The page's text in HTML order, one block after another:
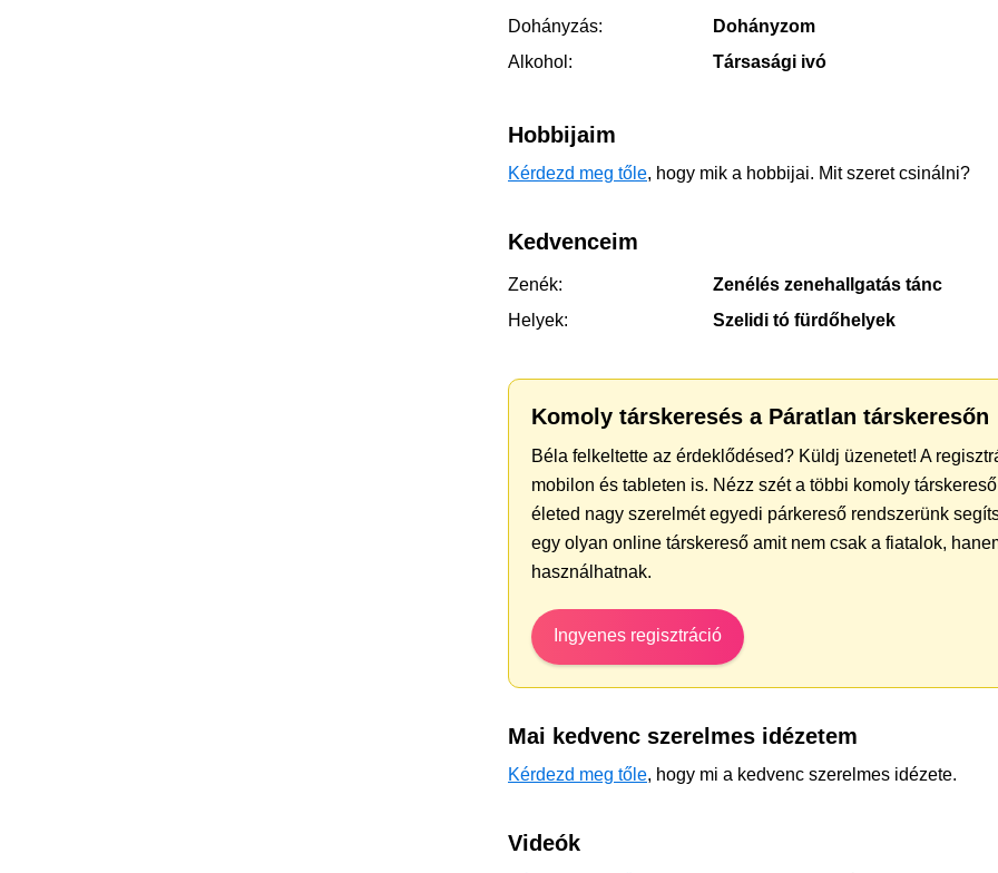
Dohányzás:
Dohányzom
Alkohol:
Társasági ivó
Hobbijaim
Kérdezd meg tőle, hogy mik a hobbijai. Mit szeret csinálni?
Kedvenceim
Zenék:
Zenélés zenehallgatás tánc
Helyek:
Szelidi tó fürdőhelyek
Komoly társkeresés a Páratlan társkeresőn
Béla felkeltette az érdeklődésed? Küldj üzenetet! A
mobilon és tableten is. Nézz szét a többi komoly
életed nagy szerelmét egyedi párkereső rendszerünk
egy olyan online társkereső amit nem csak a fiatalok,
használhatnak.
Ingyenes regisztráció
Mai kedvenc szerelmes idézetem
Kérdezd meg tőle, hogy mi a kedvenc szerelmes idézete.
Videók